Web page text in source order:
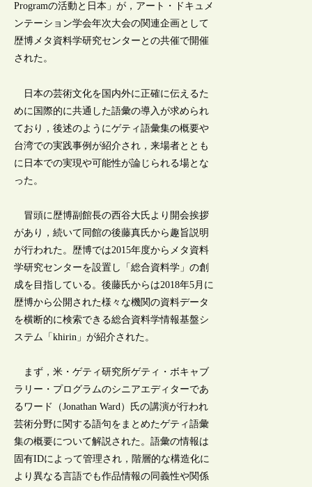
Programの活動と日本」が，アート・ドキュメ
ンテーション学会年次大会の関連企画として
歴博メタ資料学研究センターとの共催で開催
された。
日本の芸術文化を国内外に正確に伝えるた
めに国際的に共通した語彙の導入が求められ
ており，後述のようにゲティ語彙集の概要や
台湾での実践事例が紹介され，来場者ととも
に日本での実現や可能性が論じられる場とな
った。
冒頭に歴博副館長の西谷大氏より開会挨拶
があり，続いて同館の後藤真氏から趣旨説明
が行われた。歴博では2015年度からメタ資料
学研究センターを設置し「総合資料学」の創
成を目指している。後藤氏からは2018年5月に
歴博から公開された様々な機関の資料データ
を横断的に検索できる総合資料学情報基盤シ
ステム「khirin」が紹介された。
まず，米・ゲティ研究所ゲティ・ボキャブ
ラリー・プログラムのシニアエディターであ
るワード（Jonathan Ward）氏の講演が行われ
芸術分野に関する語句をまとめたゲティ語彙
集の概要について解説された。語彙の情報は
固有IDによって管理され，階層的な構造化に
より異なる言語でも作品情報の同義性や関係